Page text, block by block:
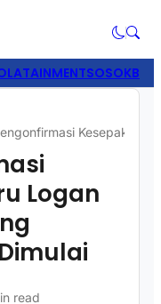
SOSOK
Kesepakatan
Logan
read